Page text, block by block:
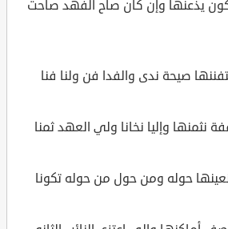
يذعنها وإن كان صاح الفهد صاحت
صيحة ندى والفدا فن ولنا فنا
نثمنها وإليا نخانا ولي العهد ثمنا
حوله ومن حول من حوله تكونا